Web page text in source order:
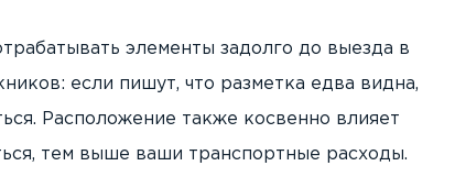
элементы задолго до выезда в
если пишут, что разметка едва видна,
Расположение также косвенно влияет
тем выше ваши транспортные расходы.